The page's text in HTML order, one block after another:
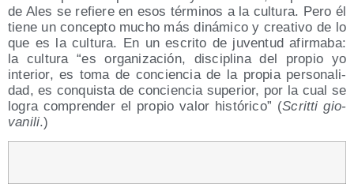
de Ales se refie­re en esos tér­mi­nos a la cul­tu­ra. Pero él
tie­ne un con­cep­to mucho más diná­mi­co y crea­ti­vo de lo
que es la cul­tu­ra. En un escri­to de juven­tud afir­ma­ba:
la cul­tu­ra “es orga­ni­za­ción, dis­ci­pli­na del pro­pio yo
inte­rior, es toma de con­cien­cia de la pro­pia per­so­na­li­
dad, es con­quis­ta de con­cien­cia supe­rior, por la cual se
logra com­pren­der el pro­pio valor his­tó­ri­co” (Scrit­ti gio­
va­ni­li.)